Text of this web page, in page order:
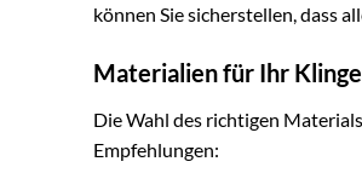
können Sie sicherstellen, dass
Materialien für Ihr
Die Wahl des richtigen
Empfehlungen: